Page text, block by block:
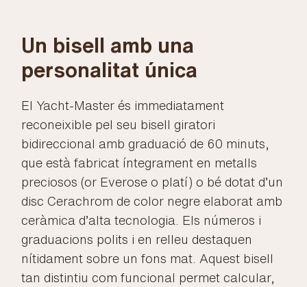
Un bisell amb una
personalitat única
El Yacht-Master és immediatament
reconeixible pel seu bisell giratori
bidireccional amb graduació de 60 minuts,
que està fabricat íntegrament en metalls
preciosos (or Everose o platí) o bé dotat d’un
disc Cerachrom de color negre elaborat amb
ceràmica d’alta tecnologia. Els números i
graduacions polits i en relleu destaquen
nítidament sobre un fons mat. Aquest bisell
tan distintiu com funcional permet calcular,